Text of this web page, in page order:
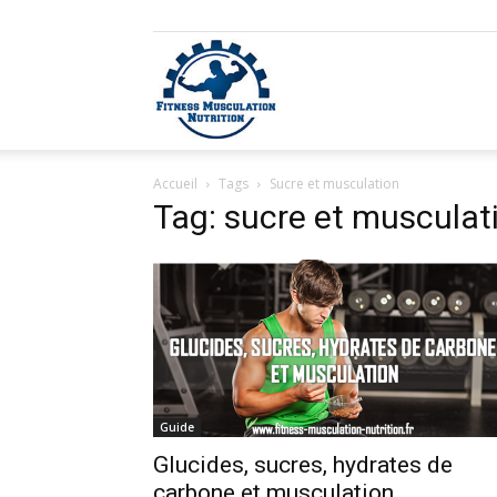
Musculation
Nutrition
Accueil Tags Sucre et musculation
Tag: sucre et
Guide
Glucides, sucres, hydrates de